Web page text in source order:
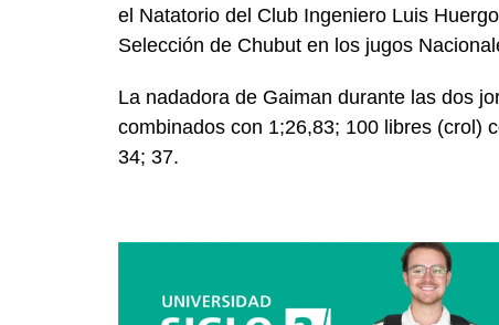
el Natatorio del Club Ingeniero Luis
Selección de Chubut en los jugos
La nadadora de Gaiman durante las dos
combinados con 1;26,83; 100 libres (crol)
34; 37.